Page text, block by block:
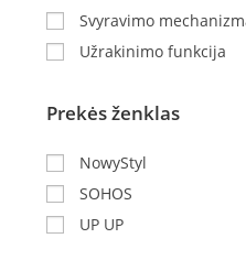
Svyravimo
Užrakinimo funkcija
Prekės ženklas
NowyStyl
SOHOS
UP UP